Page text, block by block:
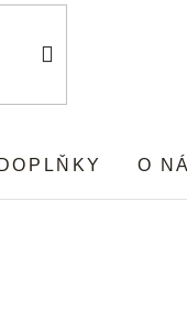
DOPLŇKY O